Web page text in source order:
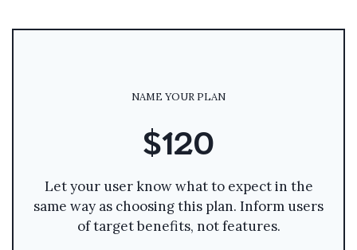
NAME YOUR PLAN
$120
Let your user know what to expect in the
same way as choosing this plan. Inform users
of target benefits, not features.